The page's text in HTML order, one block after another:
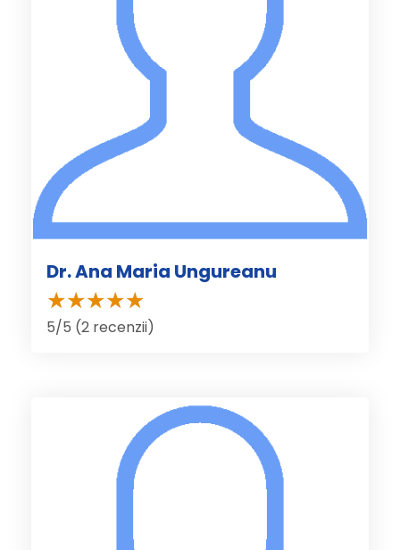
Dr. Ana Maria Ungureanu
5/5 (2 recenzii)